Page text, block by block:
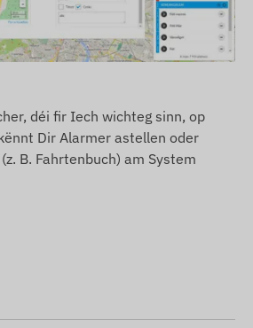
déi fir Iech wichteg sinn, op
Dir Alarmer astellen oder
B. Fahrtenbuch) am System